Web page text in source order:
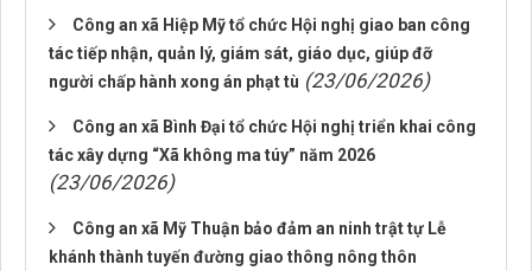
Công an xã Hiệp Mỹ tổ chức Hội nghị giao ban công
tác tiếp nhận, quản lý, giám sát, giáo dục, giúp đỡ
người chấp hành xong án phạt tù (23/06/2026)
Công an xã Bình Đại tổ chức Hội nghị triển khai công
tác xây dựng “Xã không ma túy” năm 2026
(23/06/2026)
Công an xã Mỹ Thuận bảo đảm an ninh trật tự Lễ
khánh thành tuyến đường giao thông nông thôn